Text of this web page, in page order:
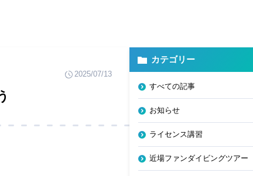
2025/07/13
カテゴリー
すべての記事
お知らせ
ライセンス講習
近場ファンダイビングツアー